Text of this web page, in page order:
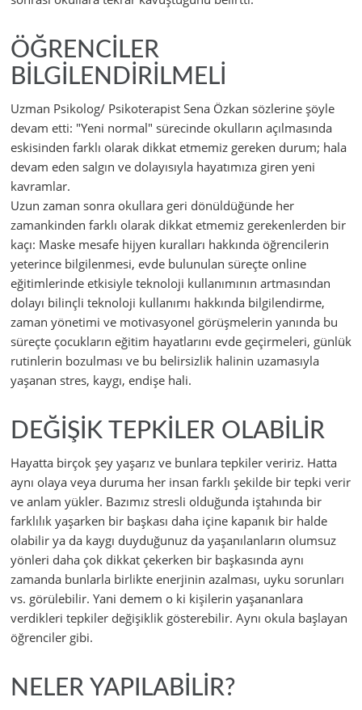
ÖĞRENCİLER
BİLGİLENDİRİLMELİ
Uzman Psikolog/ Psikoterapist Sena Özkan sözlerine şöyle
devam etti: "Yeni normal" sürecinde okulların açılmasında
eskisinden farklı olarak dikkat etmemiz gereken durum; hala
devam eden salgın ve dolayısıyla hayatımıza giren yeni
kavramlar.
Uzun zaman sonra okullara geri dönüldüğünde her
zamankinden farklı olarak dikkat etmemiz gerekenlerden bir
kaçı: Maske mesafe hijyen kuralları hakkında öğrencilerin
yeterince bilgilenmesi, evde bulunulan süreçte online
eğitimlerinde etkisiyle teknoloji kullanımının artmasından
dolayı bilinçli teknoloji kullanımı hakkında bilgilendirme,
zaman yönetimi ve motivasyonel görüşmelerin yanında bu
süreçte çocukların eğitim hayatlarını evde geçirmeleri, günlük
rutinlerin bozulması ve bu belirsizlik halinin uzamasıyla
yaşanan stres, kaygı, endişe hali.
DEĞİŞİK TEPKİLER OLABİLİR
Hayatta birçok şey yaşarız ve bunlara tepkiler veririz. Hatta
aynı olaya veya duruma her insan farklı şekilde bir tepki verir
ve anlam yükler. Bazımız stresli olduğunda iştahında bir
farklılık yaşarken bir başkası daha içine kapanık bir halde
olabilir ya da kaygı duyduğunuz da yaşanılanların olumsuz
yönleri daha çok dikkat çekerken bir başkasında aynı
zamanda bunlarla birlikte enerjinin azalması, uyku sorunları
vs. görülebilir. Yani demem o ki kişilerin yaşananlara
verdikleri tepkiler değişiklik gösterebilir. Aynı okula başlayan
öğrenciler gibi.
NELER YAPILABİLİR?